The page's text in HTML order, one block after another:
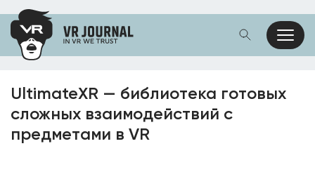
UltimateXR — библиотека готовых
сложных взаимодействий с
предметами в VR